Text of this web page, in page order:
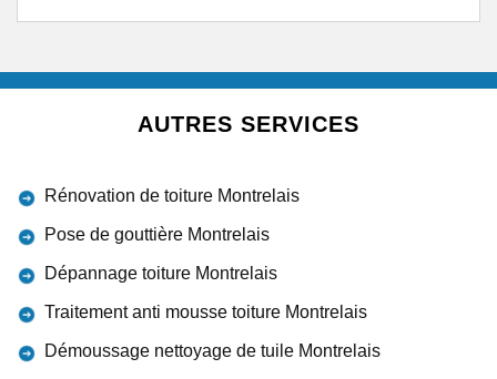
AUTRES SERVICES
Rénovation de toiture Montrelais
Pose de gouttière Montrelais
Dépannage toiture Montrelais
Traitement anti mousse toiture Montrelais
Démoussage nettoyage de tuile Montrelais